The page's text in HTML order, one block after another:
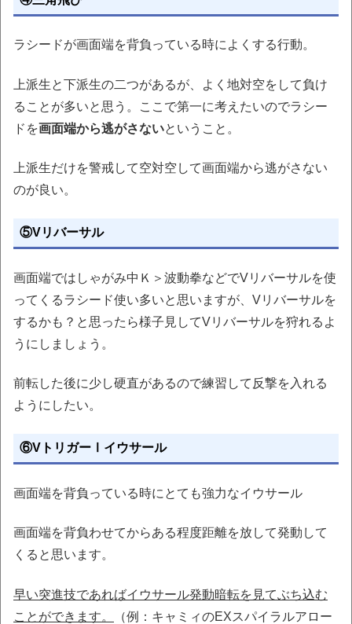
ラシードが画面端を背負っている時によくする行動。
上派生と下派生の二つがあるが、よく地対空をして負け
ることが多いと思う。ここで第一に考えたいのでラシー
ドを画面端から逃がさないということ。
上派生だけを警戒して空対空して画面端から逃がさない
のが良い。
⑤Vリバーサル
画面端ではしゃがみ中Ｋ＞波動拳などでVリバーサルを使
ってくるラシード使い多いと思いますが、Vリバーサルを
するかも？と思ったら様子見してVリバーサルを狩れるよ
うにしましょう。
前転した後に少し硬直があるので練習して反撃を入れる
ようにしたい。
⑥VトリガーⅠイウサール
画面端を背負っている時にとても強力なイウサール
画面端を背負わせてからある程度距離を放して発動して
くると思います。
早い突進技であればイウサール発動暗転を見てぶち込む
ことができます。
（例：キャミィのEXスパイラルアロー